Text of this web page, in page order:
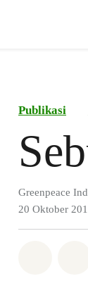
Publikasi
Greenpeace
20 Oktober